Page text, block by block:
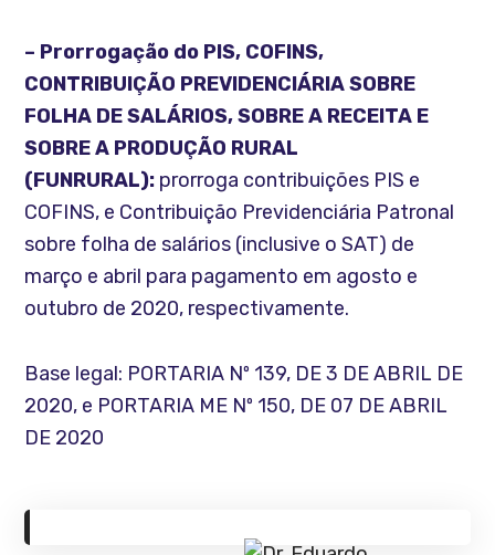
– Prorrogação do PIS, COFINS,
CONTRIBUIÇÃO PREVIDENCIÁRIA SOBRE
FOLHA DE SALÁRIOS, SOBRE A RECEITA E
SOBRE A PRODUÇÃO RURAL
(FUNRURAL): prorroga contribuições PIS e
COFINS, e Contribuição Previdenciária Patronal
sobre folha de salários (inclusive o SAT) de
março e abril para pagamento em agosto e
outubro de 2020, respectivamente.
Base legal: PORTARIA Nº 139, DE 3 DE ABRIL DE
2020, e PORTARIA ME Nº 150, DE 07 DE ABRIL
DE 2020